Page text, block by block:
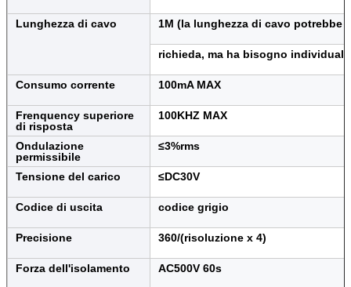
Lunghezza di cavo 1M (la lunghezza di cavo
richieda, ma ha bisogno
Consumo corrente 100mA MAX
Frenquency superiore
di risposta
100KHZ MAX
Ondulazione
permissibile
≤3%rms
Tensione del carico ≤DC30V
Codice di uscita codice grigio
Precisione 360/(risoluzione x 4)
Forza dell'isolamento AC500V 60s